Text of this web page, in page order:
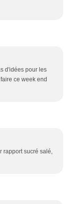
d'idées pour les
ce week end
rapport sucré salé,